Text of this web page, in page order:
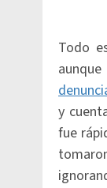
Todo
y
fue